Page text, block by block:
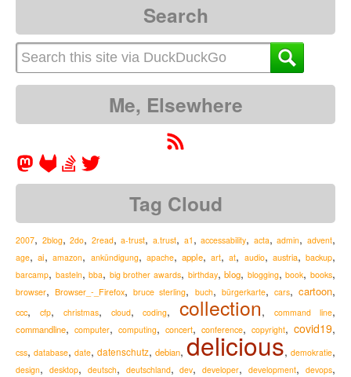
Search
Me, Elsewhere
Tag Cloud
2007, 2blog,2do, 2read,a-trust,a.trust, a1 ,accessability, acta,admin,advent,
age,ai,amazon, ankündigung, apache,apple,art,at, audio, austria,backup,
barcamp, basteln,bba, big brother awards, birthday,blog, blogging,book,books,
browser,Browser_-_Firefox,bruce sterling, buch, bürgerkarte, cars,cartoon,
ccc, cfp, christmas, cloud,coding,collection,command line,
commandline, computer, computing, concert, conference, copyright, covid19,
css, database, date, datenschutz, debian, delicious, demokratie,
design, desktop, deutsch, deutschland,dev,developer,development,devops,